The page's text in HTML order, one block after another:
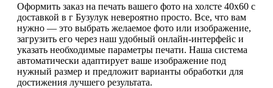
Оформить заказ на печать вашего фото на холсте 40х60 с
доставкой в г Бузулук невероятно просто. Все, что вам
нужно — это выбрать желаемое фото или изображение,
загрузить его через наш удобный онлайн-интерфейс и
указать необходимые параметры печати. Наша система
автоматически адаптирует ваше изображение под
нужный размер и предложит варианты обработки для
достижения лучшего результата.